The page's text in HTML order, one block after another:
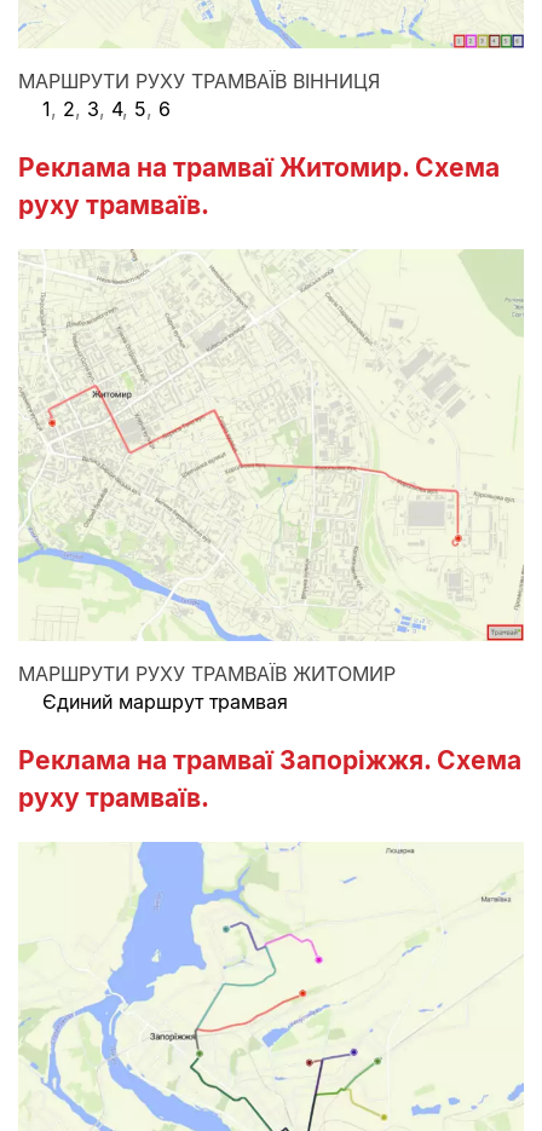
МАРШРУТИ РУХУ ТРАМВАЇВ ВІННИЦЯ
1, 2, 3, 4, 5, 6
Реклама на трамваї Житомир. Схема
руху трамваїв.
МАРШРУТИ РУХУ ТРАМВАЇВ ЖИТОМИР
Єдиний маршрут трамвая
Реклама на трамваї Запоріжжя. Схема
руху трамваїв.